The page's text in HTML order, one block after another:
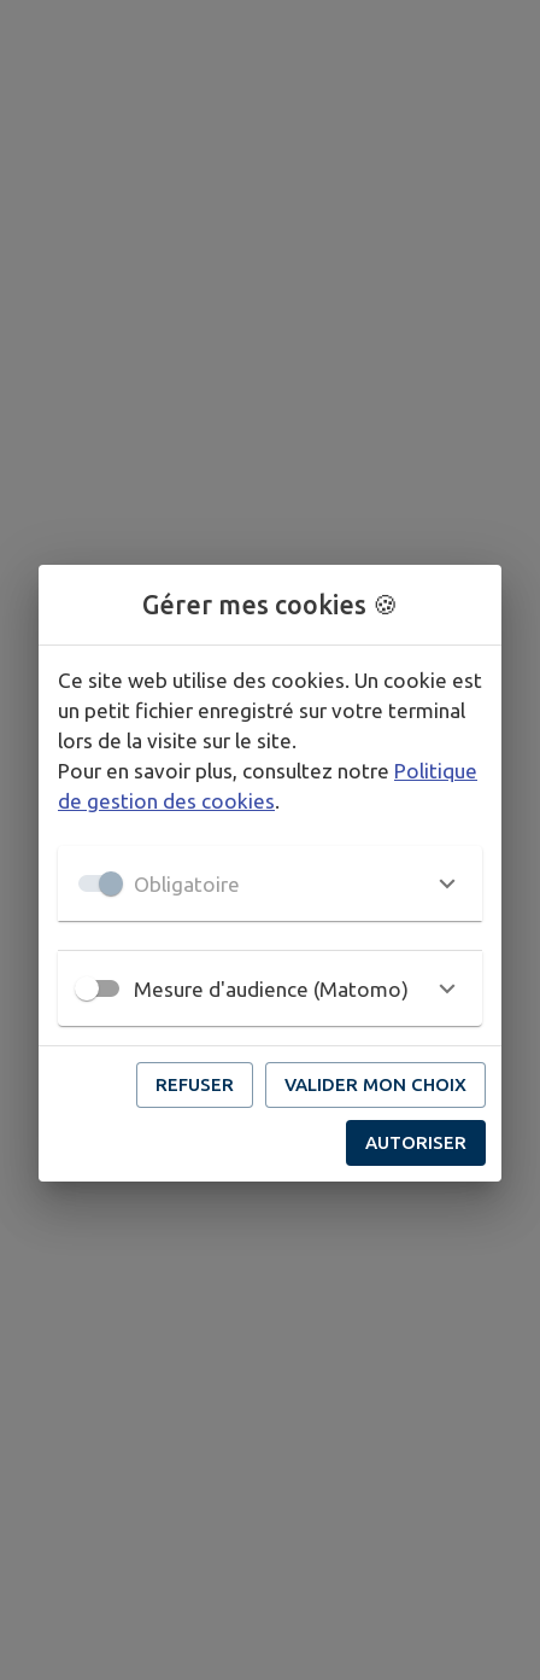
Gérer mes cookies 🍪
Ce site web utilise des cookies. Un cookie est
un petit fichier enregistré sur votre terminal
lors de la visite sur le site.
Pour en savoir plus, consultez notre Politique
de gestion des cookies.
Obligatoire
Mesure d'audience (Matomo)
REFUSER VALIDER MON CHOIX
AUTORISER